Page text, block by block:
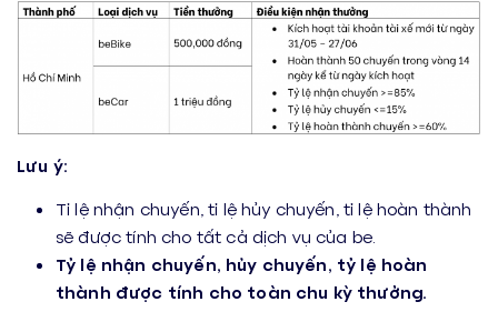
Lưu ý:
Tỉ lệ nhận chuyến, tỉ lệ hủy chuyến, tỉ lệ hoàn thành
sẽ được tính cho tất cả dịch vụ của be.
Tỷ lệ nhận chuyến, hủy chuyến, tỷ lệ hoàn
thành được tính cho toàn chu kỳ thưởng.